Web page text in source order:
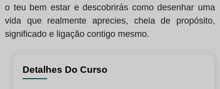
o teu bem estar e descobrirás como desenhar uma
vida que realmente aprecies, cheia de propósito,
significado e ligação contigo mesmo.
Detalhes Do Curso